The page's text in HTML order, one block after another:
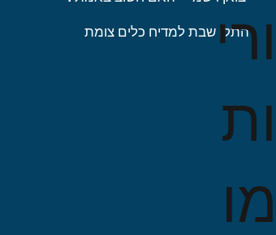
התקן שבת למדיח כלים צומת
ורי
ות
מו